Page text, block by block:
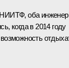
оба
когда в 2014 году